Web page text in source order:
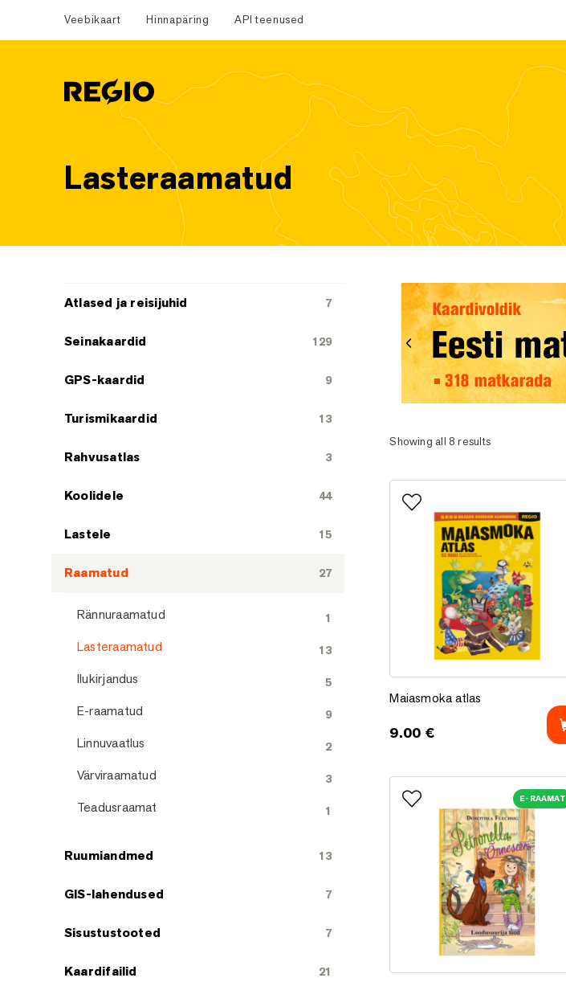
Veebikaart Hinnapäring API teenused
Regio
Lasteraamatud
Eelmine
Showing all 8 results
Lisa lemmikutesse
Maiasmoka atlas
9.00 €
E-RAAMAT
Lisa lemmikutesse
Atlased ja reisijuhid 7
Seinakaardid 129
GPS-kaardid 9
Turismikaardid 13
Rahvusatlas 3
Koolidele 44
Lastele 15
Raamatud 27
Rännuraamatud 1
Lasteraamatud 13
Ilukirjandus 5
E-raamatud 9
Linnuvaatlus 2
Värviraamatud 3
Teadusraamat 1
Ruumiandmed 13
GIS-lahendused 7
Sisustustooted 7
Kaardifailid 21